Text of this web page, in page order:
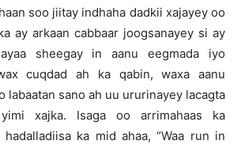
soo jiitay indhaha dadkii xajayey oo
ay arkaan cabbaar joogsanayey si ay
sheegay in aanu eegmada iyo
cuqdad ah ka qabin, waxa aanu
labaatan sano ah uu ururinayey lacagta
xajka. Isaga oo arrimahaas ka
hadalladiisa ka mid ahaa, “Waa run in